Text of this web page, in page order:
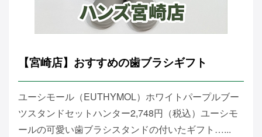
【宮崎店】おすすめの歯ブラシギフト
ユーシモール（EUTHYMOL）ホワイトパープルブー
ツスタンドセットハンター2,748円（税込）ユーシモ
ールの可愛い歯ブラシスタンドの付いたギフト…...